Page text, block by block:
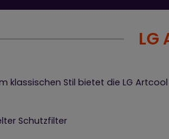
LG
klassischen Stil bietet die LG
Schutzfilter